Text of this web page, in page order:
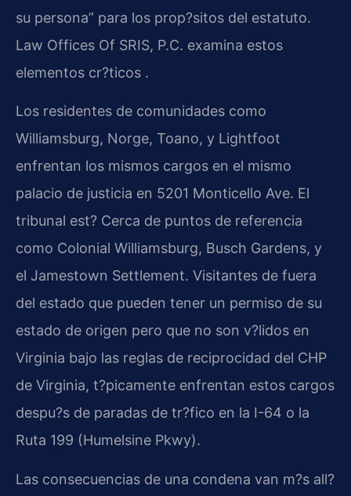
su persona” para los prop?sitos del estatuto.
Law Offices Of SRIS, P.C. examina estos
elementos cr?ticos .
Los residentes de comunidades como
Williamsburg, Norge, Toano, y Lightfoot
enfrentan los mismos cargos en el mismo
palacio de justicia en 5201 Monticello Ave. El
tribunal est? Cerca de puntos de referencia
como Colonial Williamsburg, Busch Gardens, y
el Jamestown Settlement. Visitantes de fuera
del estado que pueden tener un permiso de su
estado de origen pero que no son v?lidos en
Virginia bajo las reglas de reciprocidad del CHP
de Virginia, t?picamente enfrentan estos cargos
despu?s de paradas de tr?fico en la I-64 o la
Ruta 199 (Humelsine Pkwy).
Las consecuencias de una condena van m?s all?